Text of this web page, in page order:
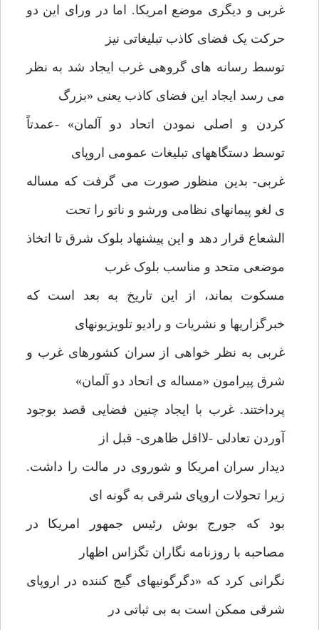
غربی و دیگری موضع امریکا. اما در ورای این دو
حرکت یک فضای کاذب تبلیغاتی نیز
توسط رسانه های گروهی غرب ایجاد شد به نظر
می رسد ایجاد این فضای کاذب یعنی «بزرگ
کردن و اصلی نمودن اتحاد دو آلمان» -عمدتاً
توسط دستگاههای تبلیغات عمومی اروپای
غربی- بدین منظور صورت می گرفت که مساله
ی لغو پیمانهای نظامی ورشو و ناتو را تحت
الشعاع قرار دهد و این پیشنهاد بلوک شرق تا اتخاذ
موضعی متحد و مناسب بلوک غرب
مسکوت بماند، از این تاریخ به بعد است که
خبرگزاریها و نشریات و رادیو تلویزیونهای
غربی به نظر خواهی از سران کشورهای غرب و
شرق پیرامون «مساله ی اتحاد دو آلمان»
پرداختند. غرب با ایجاد چنین فضایی قصد بوجود
آوردن تعادلی -لااقل ظاهری- قبل از
دیدار سران امریکا و شوروی در مالت را داشت.
زیرا تحولات اروپای شرقی به گونه ای
بود که جورج بوش رئیس جمهور امریکا در
مصاحبه با روزنامه نگاران تگزاس اظهار
نگرانی کرد که «دگرگونیهای گیج کننده در اروپای
شرقی ممکن است به بی ثباتی در